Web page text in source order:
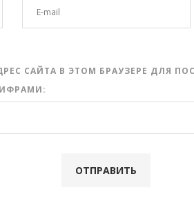
САЙТА В ЭТОМ БРАУЗЕРЕ ДЛЯ